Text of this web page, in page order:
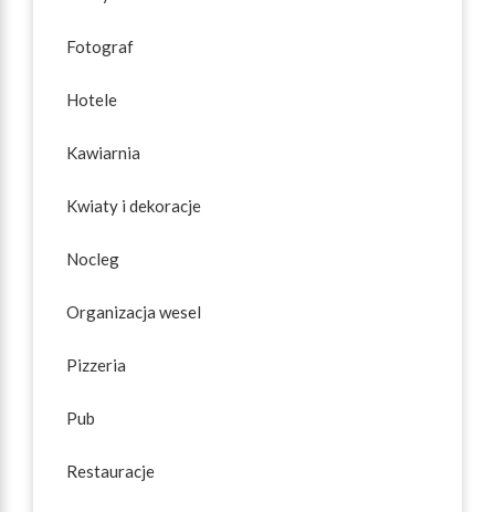
Fotograf
Hotele
Kawiarnia
Kwiaty i dekoracje
Nocleg
Organizacja wesel
Pizzeria
Pub
Restauracje